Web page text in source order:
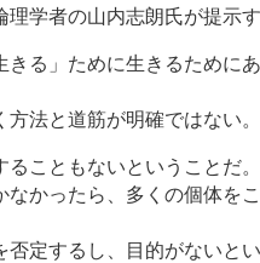
学者の山内志朗氏が提示す
る」ために生きるために
法と道筋が明確ではない。
こともないということだ。
かったら、多くの個体を
定するし、目的がないと